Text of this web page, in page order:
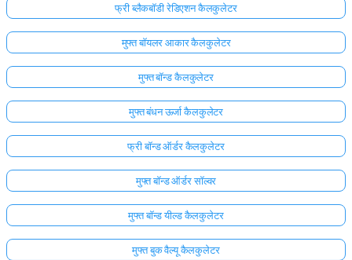
फ्री ब्लैकबॉडी रेडिएशन कैलकुलेटर
मुफ्त बॉयलर आकार कैलकुलेटर
मुफ्त बॉन्ड कैलकुलेटर
मुफ्त बंधन ऊर्जा कैलकुलेटर
फ्री बॉन्ड ऑर्डर कैलकुलेटर
मुफ्त बॉन्ड ऑर्डर सॉल्वर
मुफ्त बॉन्ड यील्ड कैलकुलेटर
मुफ्त बुक वैल्यू कैलकुलेटर